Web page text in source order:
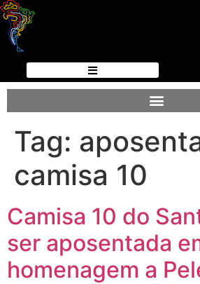
Tag:
camisa 10
Camisa 10 do
ser aposentada
homenagem a